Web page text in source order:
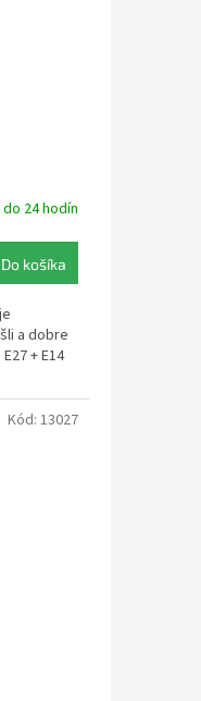
24 hodín
Do košíka
a dobre
+ E14
Kód: 13027